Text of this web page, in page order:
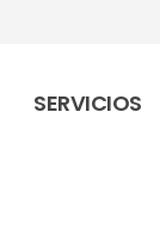
SERVICIOS